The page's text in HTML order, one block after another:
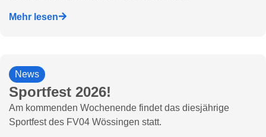
Mehr lesen
News
Sportfest 2026!
Am kommenden Wochenende findet das diesjährige
Sportfest des FV04 Wössingen statt.